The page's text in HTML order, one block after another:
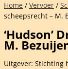
Home / Vervoer /
scheepsrecht – M.
‘Hudson’
M.
Uitgever: Stichting